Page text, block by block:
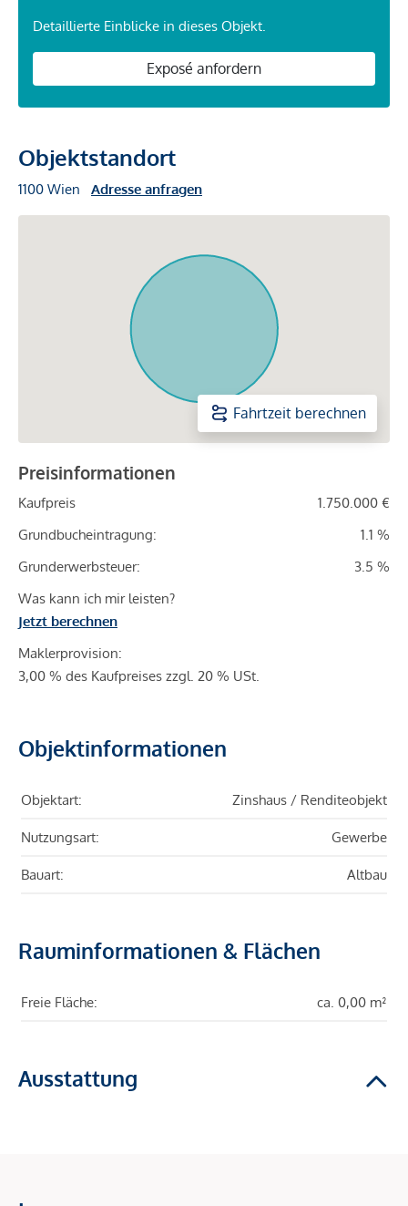
Detaillierte Einblicke in dieses Objekt.
Exposé anfordern
Objektstandort
1100 Wien Adresse anfragen
Fahrtzeit berechnen
Preisinformationen
Kaufpreis
1.750.000 €
Grundbucheintragung:
1.1 %
Grunderwerbsteuer:
3.5 %
Was kann ich mir leisten?
Jetzt berechnen
Maklerprovision:
3,00 % des Kaufpreises zzgl. 20 % USt.
Objektinformationen
Objektart: Zinshaus / Renditeobjekt
Nutzungsart: Gewerbe
Bauart: Altbau
Rauminformationen & Flächen
Freie Fläche: ca. 0,00 m²
Ausstattung